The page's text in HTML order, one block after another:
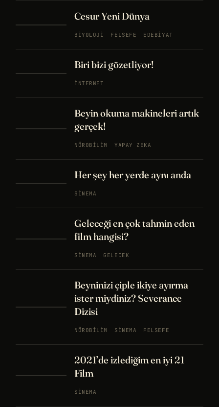
Cesur Yeni Dünya
BIYOLOJI FELSEFE EDEBIYAT
Biri bizi gözetliyor!
İNTERNET
Beyin okuma makineleri artık
gerçek!
NÖROBILIM YAPAY ZEKA
Her şey her yerde aynı anda
SINEMA
Geleceği en çok tahmin eden
film hangisi?
SINEMA GELECEK
Beyninizi çiple ikiye ayırma
ister miydiniz? Severance
Dizisi
NÖROBILIM SINEMA FELSEFE
2021’de izlediğim en iyi 21
Film
SINEMA